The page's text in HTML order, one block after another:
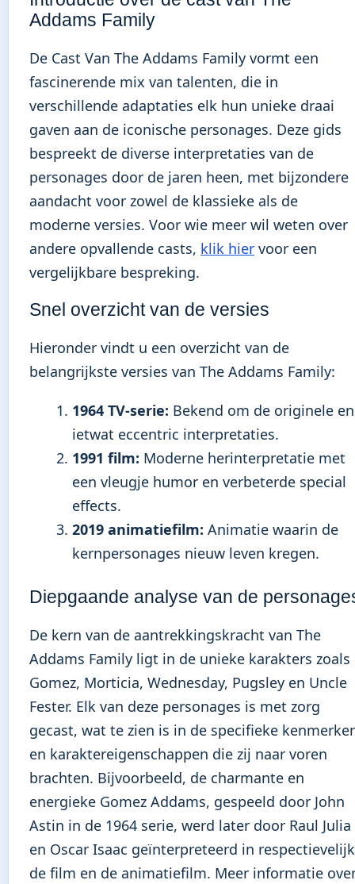
Addams Family
De Cast Van The Addams Family vormt een
fascinerende mix van talenten, die in
verschillende adaptaties elk hun unieke draai
gaven aan de iconische personages. Deze gids
bespreekt de diverse interpretaties van de
personages door de jaren heen, met bijzondere
aandacht voor zowel de klassieke als de
moderne versies. Voor wie meer wil weten over
andere opvallende casts, klik hier voor een
vergelijkbare bespreking.
Snel overzicht van de versies
Hieronder vindt u een overzicht van de
belangrijkste versies van The Addams Family:
1964 TV-serie: Bekend om de originele en
ietwat eccentric interpretaties.
1991 film: Moderne herinterpretatie met
een vleugje humor en verbeterde special
effects.
2019 animatiefilm: Animatie waarin de
kernpersonages nieuw leven kregen.
Diepgaande analyse van de
De kern van de aantrekkingskracht van The
Addams Family ligt in de unieke karakters zoals
Gomez, Morticia, Wednesday, Pugsley en Uncle
Fester. Elk van deze personages is met zorg
gecast, wat te zien is in de specifieke
en karaktereigenschappen die zij naar voren
brachten. Bijvoorbeeld, de charmante en
energieke Gomez Addams, gespeeld door John
Astin in de 1964 serie, werd later door Raul Julia
en Oscar Isaac geïnterpreteerd in respectievelijk
de film en de animatiefilm. Meer informatie